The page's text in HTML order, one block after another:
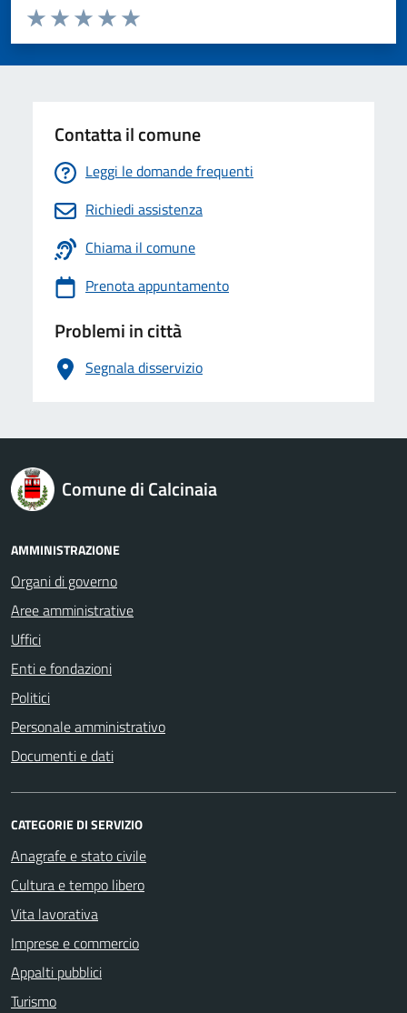
Valuta da 1 a 5 stelle la pagina
Valuta 5 stelle su 5
Valuta 4 stelle su 5
Valuta 3 stelle su 5
Valuta 2 stelle su 5
Valuta 1 stelle su 5
Contatta il comune
Leggi le domande frequenti
Richiedi assistenza
Chiama il comune
Prenota appuntamento
Problemi in città
Segnala disservizio
logo Unione Europea
Comune di Calcinaia
AMMINISTRAZIONE
Organi di governo
Aree amministrative
Uffici
Enti e fondazioni
Politici
Personale amministrativo
Documenti e dati
CATEGORIE DI SERVIZIO
Anagrafe e stato civile
Cultura e tempo libero
Vita lavorativa
Imprese e commercio
Appalti pubblici
Turismo